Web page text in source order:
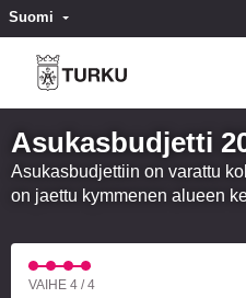
Suomi Valitse kieli
Asukasbudjetti
Asukasbudjettiin on varattu
on jaettu kymmenen alueen
VAIHE 4 / 4